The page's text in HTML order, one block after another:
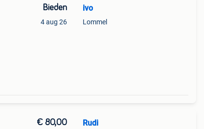
Bieden
4 aug 26
ivo
Lommel
€ 80,00 Rudi